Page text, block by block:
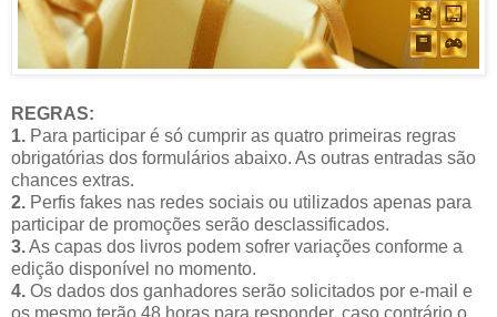
REGRAS:
1. Para participar é só cumprir as quatro primeiras regras
obrigatórias dos formulários abaixo. As outras entradas são
chances extras.
2. Perfis fakes nas redes sociais ou utilizados apenas para
participar de promoções serão desclassificados.
3.As capas dos livros podem sofrer variações conforme a
edição disponível no momento.
4. Os dados dos ganhadores serão solicitados por e-mail e
os mesmo terão 48 horas para responder, caso contrário o